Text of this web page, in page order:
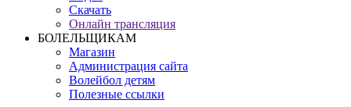
Скачать
Онлайн трансляция
БОЛЕЛЬЩИКАМ
Магазин
Администрация сайта
Волейбол детям
Полезные ссылки